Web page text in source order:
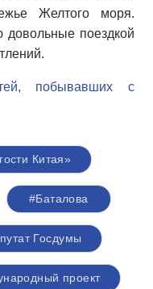
Желтого моря.
поездкой
побывавших с
Китая»
#Баталова
Госдумы
проект